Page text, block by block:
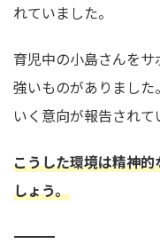
れていました。
育児中の小島さんを
強いものがありまし
いく意向が報告されて
こうした環境は精神
しょう。
――――――――――――――――――――――――――――――――